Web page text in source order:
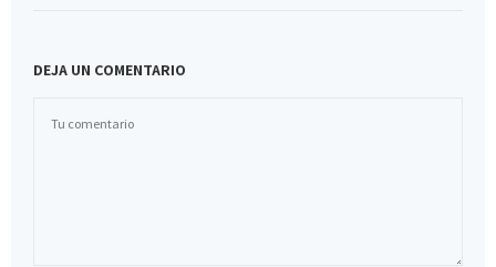
DEJA UN COMENTARIO